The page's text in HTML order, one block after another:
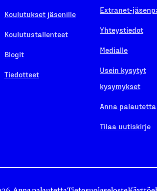
Koulutukset jäsenille
Koulutustallenteet
Blogit
Tiedotteet
Extranet-
Yhteystiedot
Medialle
Usein kysytyt
kysymykset
Anna palautetta
Tilaa uutiskirje